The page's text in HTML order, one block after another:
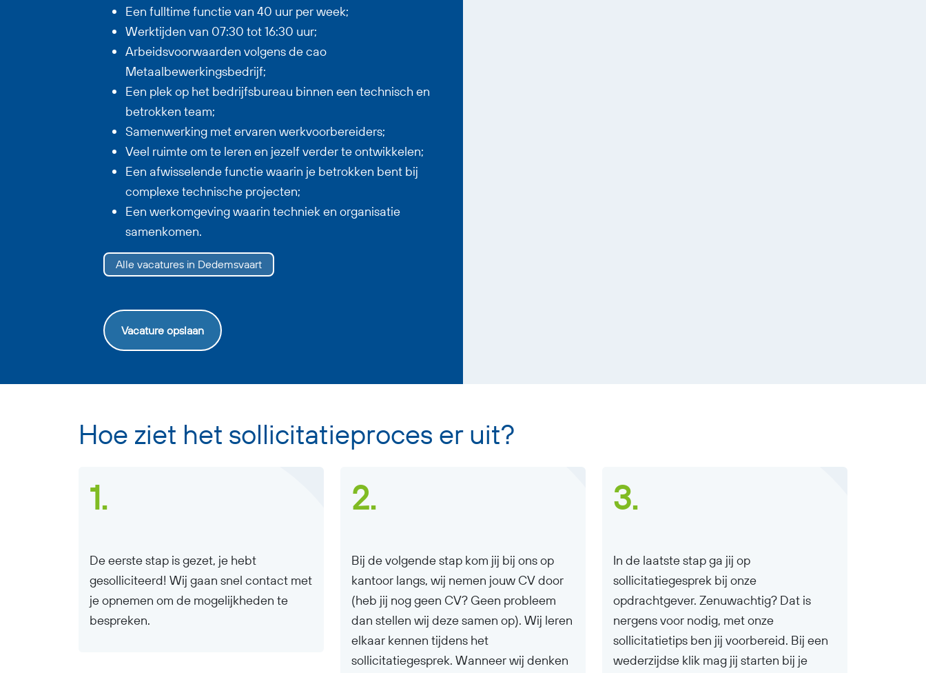
Een fulltime functie van 40 uur per week;
Werktijden van 07:30 tot 16:30 uur;
Arbeidsvoorwaarden volgens de cao
Metaalbewerkingsbedrijf;
Een plek op het bedrijfsbureau binnen een technisch en
betrokken team;
Samenwerking met ervaren werkvoorbereiders;
Veel ruimte om te leren en jezelf verder te ontwikkelen;
Een afwisselende functie waarin je betrokken bent bij
complexe technische projecten;
Een werkomgeving waarin techniek en organisatie
samenkomen.
Alle vacatures in Dedemsvaart
Vacature opslaan
Hoe ziet het sollicitatieproces er uit?
1.
De eerste stap is gezet, je hebt
gesolliciteerd! Wij gaan snel contact met
je opnemen om de mogelijkheden te
bespreken.
2.
Bij de volgende stap kom jij bij ons op
kantoor langs, wij nemen jouw CV door
(heb jij nog geen CV? Geen probleem
dan stellen wij deze samen op). Wij leren
elkaar kennen tijdens het
sollicitatiegesprek. Wanneer wij denken
3.
In de laatste stap ga jij op
sollicitatiegesprek bij onze
opdrachtgever. Zenuwachtig? Dat is
nergens voor nodig, met onze
sollicitatietips ben jij voorbereid. Bij een
wederzijdse klik mag jij starten bij je